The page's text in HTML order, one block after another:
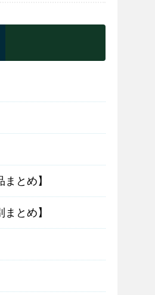
とめ】
とめ】